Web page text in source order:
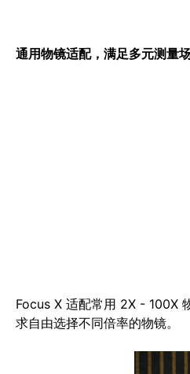
通用物镜适配，满足多元测量
Focus X 适配常用 2X - 100X
求自由选择不同倍率的物镜。